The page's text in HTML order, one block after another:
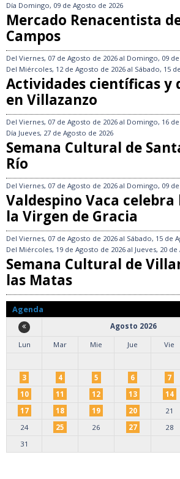
Día Domingo, 09 de Agosto de 2026
Mercado Renacentista
Campos
Del Viernes, 07 de Agosto de 2026 al Domingo, 09
Del Miércoles, 12 de Agosto de 2026 al Sábado, 15
Actividades científicas y
en Villazanzo
Del Viernes, 07 de Agosto de 2026 al Domingo, 16
Día Jueves, 27 de Agosto de 2026
Semana Cultural de
Río
Del Viernes, 07 de Agosto de 2026 al Domingo, 09
Valdespino Vaca celebra
la Virgen de Gracia
Del Viernes, 07 de Agosto de 2026 al Sábado, 15 de
Del Miércoles, 19 de Agosto de 2026 al Jueves, 20
Semana Cultural de
las Matas
Agenda
Agosto 2026
Lun
Mar Mie Jue Vie
3
4 5 6 7
10
11 12 13 14
17
18 19 20 21
24
25 26 27 28
31